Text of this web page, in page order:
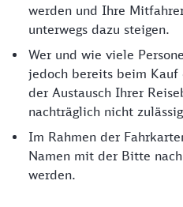
werden und Ihre
unterwegs dazu steigen.
Wer und wie viele
jedoch bereits beim Kauf
der Austausch Ihrer
nachträglich nicht
Im Rahmen der
Namen mit der Bitte
werden.